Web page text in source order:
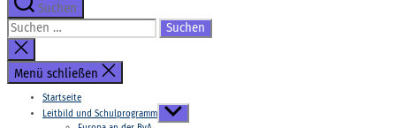
Suchen
Suchen
nach:
Suche
schließen
Menü schließen
Startseite
Leitbild und Schulprogramm
Untermenü